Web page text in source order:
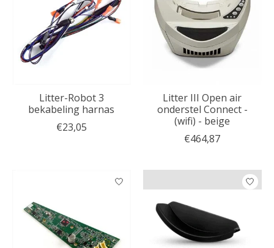
Litter-Robot 3
bekabeling harnas
€23,05
Litter III Open air
onderstel Connect -
(wifi) - beige
€464,87